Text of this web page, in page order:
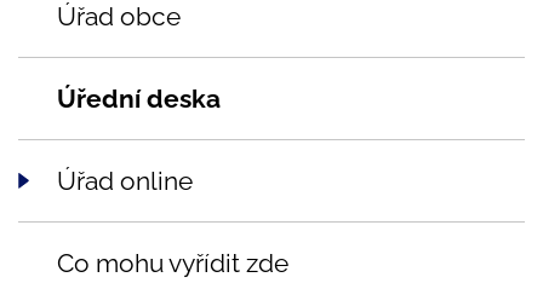
Úřad obce
Úřední deska
Úřad online
Co mohu vyřídit zde